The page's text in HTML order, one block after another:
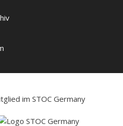
im STOC Germany